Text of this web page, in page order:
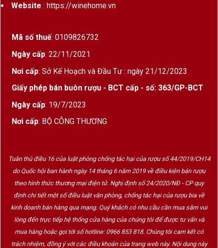
Muscat (trắng) độc đáo
Maipo Valleyđược mệnh danh là
rượu vang Chile”– nơi khí hậu Địa Trung Hải khô
rượu vang ở đây luôn mang cấu trúc mạnh mẽ,
tannin mượt mà và hương vị sâu lắng khó quên.
Hương vị & phong cách
7Colores Cabernet Sauvignon – Muscat Gran
Reserva cómàu đỏ ruby ánh tím sang trọng,
hương thơm lan tỏa củaquả lý chua, anh đào
Website : https://winehome.vn
Mã số thuế: 0109826732
Ngày cấp: 22/11/2021
Nơi cấp: Sở Kế Hoạch và Đầu Tư : ngày 21/12/2023
Giấy phép bán buôn rượu - BCT cấp - số: 363/GP-BCT
Ngày cấp: 19/7/2023
Nơi cấp: BỘ CÔNG THƯƠNG
Tuân thủ điều 16 của luật phòng chống tác hại của rượu số 44/2019/CH14
do Quốc hội ban hành ngày 14 tháng 6 năm 2019 về điều kiện bán rượu
theo hình thức thương mại điện tử. Nghị định số 24/2020/NĐ - CP quy
định chi tiết một số điều luật văn phòng, chống tác hại của rượu bia về
kinh doanh bán hàng qua mạng. Quý khách có nhu cầu cần mua sắm vui
lòng đến trực tiếp hệ thống cửa hàng của chúng tôi để được tư vấn và
mua hàng hoặc gọi tới số hotline: 0966 853 818. Chúng tôi cam kết có
trách nhiệm, đồng ý với các điều khoản của trang web này. Nội dung này